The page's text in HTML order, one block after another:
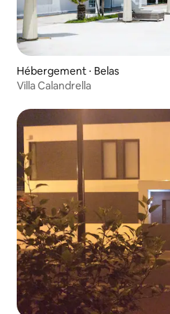
Hébergement ⋅ Belas
Villa Calandrella